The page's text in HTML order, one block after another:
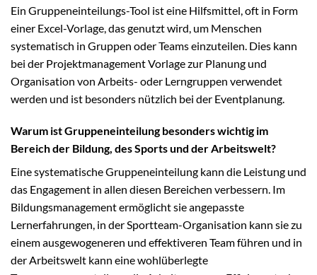
Ein Gruppeneinteilungs-Tool ist eine Hilfsmittel, oft in Form
einer Excel-Vorlage, das genutzt wird, um Menschen
systematisch in Gruppen oder Teams einzuteilen. Dies kann
bei der Projektmanagement Vorlage zur Planung und
Organisation von Arbeits- oder Lerngruppen verwendet
werden und ist besonders nützlich bei der Eventplanung.
Warum ist Gruppeneinteilung besonders wichtig im
Bereich der Bildung, des Sports und der Arbeitswelt?
Eine systematische Gruppeneinteilung kann die Leistung und
das Engagement in allen diesen Bereichen verbessern. Im
Bildungsmanagement ermöglicht sie angepasste
Lernerfahrungen, in der Sportteam-Organisation kann sie zu
einem ausgewogeneren und effektiveren Team führen und in
der Arbeitswelt kann eine wohlüberlegte